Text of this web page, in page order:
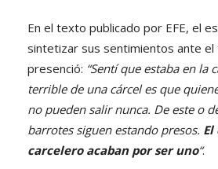
En el texto publicado por EFE, el
sintetizar sus sentimientos ante
presenció: “Sentí que estaba en la
terrible de una cárcel es que
no pueden salir nunca. De este o
barrotes siguen estando presos. El
carcelero acaban por ser uno“.